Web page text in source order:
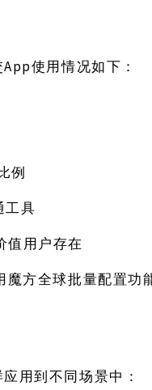
App使用情况如下：
例
工具
值用户存在
魔方全球批量配置功
用到不同场景中：